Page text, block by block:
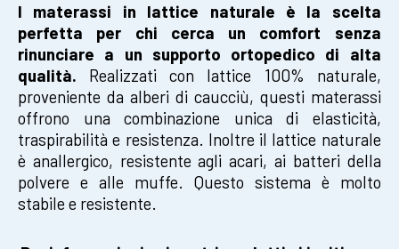
I materassi in lattice naturale è la scelta
perfetta per chi cerca un comfort senza
rinunciare a un supporto ortopedico di alta
qualità. Realizzati con lattice 100% naturale,
proveniente da alberi di caucciù, questi materassi
offrono una combinazione unica di elasticità,
traspirabilità e resistenza. Inoltre il lattice naturale
è anallergico, resistente agli acari, ai batteri della
polvere e alle muffe. Questo sistema è molto
stabile e resistente.